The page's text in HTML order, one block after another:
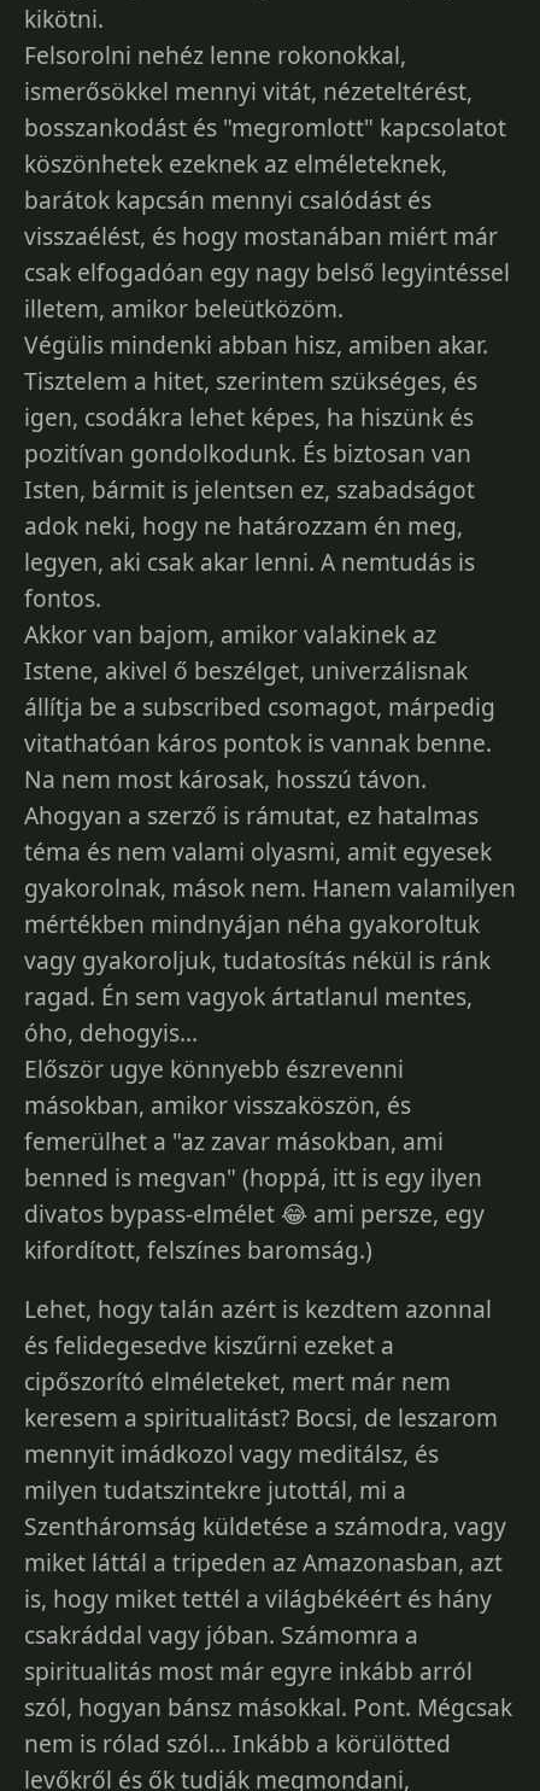
kikötni.
Felsorolni nehéz lenne rokonokkal,
ismerősökkel mennyi vitát, nézeteltérést,
bosszankodást és "megromlott" kapcsolatot
köszönhetek ezeknek az elméleteknek,
barátok kapcsán mennyi csalódást és
visszaélést, és hogy mostanában miért már
csak elfogadóan egy nagy belső legyintéssel
illetem, amikor beleütközöm.
Végülis mindenki abban hisz, amiben akar.
Tisztelem a hitet, szerintem szükséges, és
igen, csodákra lehet képes, ha hiszünk és
pozitívan gondolkodunk. És biztosan van
Isten, bármit is jelentsen ez, szabadságot
adok neki, hogy ne határozzam én meg,
legyen, aki csak akar lenni. A nemtudás is
fontos.
Akkor van bajom, amikor valakinek az
Istene, akivel ő beszélget, univerzálisnak
állítja be a subscribed csomagot, márpedig
vitathatóan káros pontok is vannak benne.
Na nem most károsak, hosszú távon.
Ahogyan a szerző is rámutat, ez hatalmas
téma és nem valami olyasmi, amit egyesek
gyakorolnak, mások nem. Hanem valamilyen
mértékben mindnyájan néha gyakoroltuk
vagy gyakoroljuk, tudatosítás nékül is ránk
ragad. Én sem vagyok ártatlanul mentes,
óho, dehogyis...
Először ugye könnyebb észrevenni
másokban, amikor visszaköszön, és
femerülhet a "az zavar másokban, ami
benned is megvan" (hoppá, itt is egy ilyen
divatos bypass-elmélet 😂 ami persze, egy
kifordított, felszínes baromság.)
Lehet, hogy talán azért is kezdtem azonnal
és felidegesedve kiszűrni ezeket a
cipőszorító elméleteket, mert már nem
keresem a spiritualitást? Bocsi, de leszarom
mennyit imádkozol vagy meditálsz, és
milyen tudatszintekre jutottál, mi a
Szentháromság küldetése a számodra, vagy
miket láttál a tripeden az Amazonasban, azt
is, hogy miket tettél a világbékéért és hány
csakráddal vagy jóban. Számomra a
spiritualitás most már egyre inkább arról
szól, hogyan bánsz másokkal. Pont. Mégcsak
nem is rólad szól... Inkább a körülötted
levőkről és ők tudják megmondani,